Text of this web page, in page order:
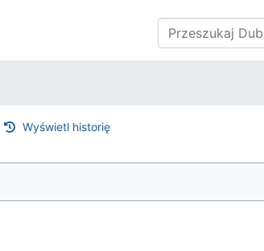
Wyświetl historię